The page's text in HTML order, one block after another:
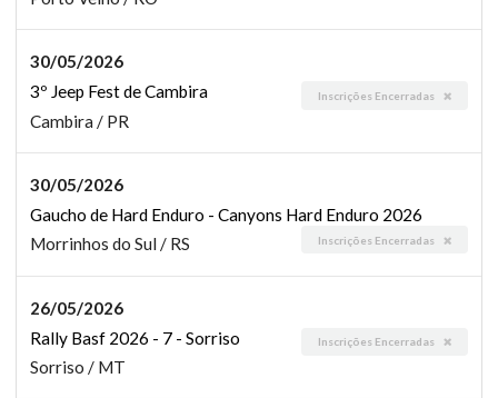
30/05/2026
3º Jeep Fest de Cambira
Inscrições Encerradas
Cambira / PR
30/05/2026
Gaucho de Hard Enduro - Canyons Hard Enduro 2026
Inscrições Encerradas
Morrinhos do Sul / RS
26/05/2026
Rally Basf 2026 - 7 - Sorriso
Inscrições Encerradas
Sorriso / MT